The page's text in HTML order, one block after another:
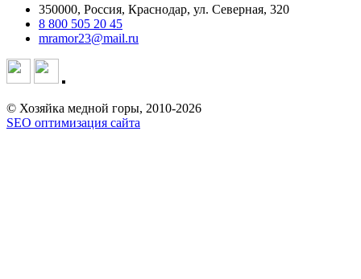
350000, Россия, Краснодар, ул. Северная, 320
8 800 505 20 45
mramor23@mail.ru
© Хозяйка медной горы, 2010-2026
SEO оптимизация сайта